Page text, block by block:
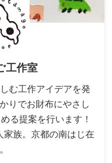
工作室
む工作アイデアを発
りでお財布にやさし
る提案を行います！
族。京都の南はじ在